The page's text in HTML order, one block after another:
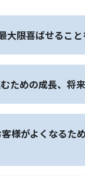
限喜ばせるこ
めの成長、将
様がよくなる